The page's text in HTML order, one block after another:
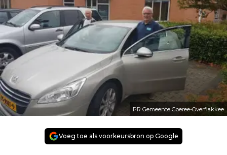
PR Gemeente Goeree-Overflakkee
Voeg toe als voorkeursbron op Google